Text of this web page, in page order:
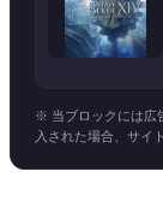
※ 当ブロックには広
入された場合、サイ